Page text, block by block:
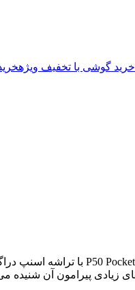
خرید گوشی با تخفیف ویژه